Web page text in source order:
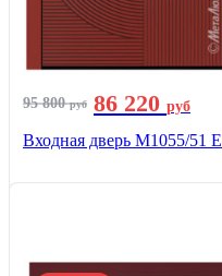
95 800руб 86 220 руб
Входная дверь М1055/51 Е